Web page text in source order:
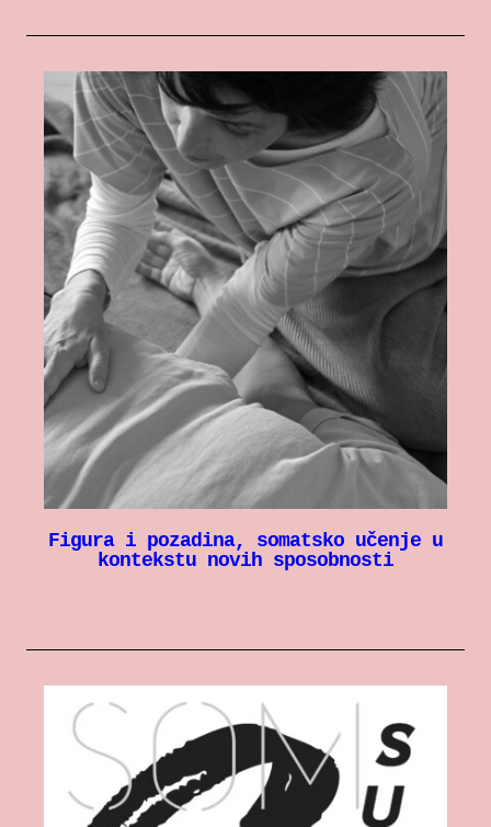
Figura i pozadina, somatsko učenje u
kontekstu novih sposobnosti